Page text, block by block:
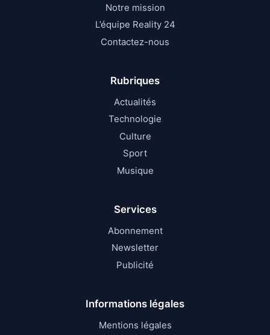
Notre mission
L’équipe Reality 24
Contactez-nous
Rubriques
Actualités
Technologie
Culture
Sport
Musique
Services
Abonnement
Newsletter
Publicité
Informations légales
Mentions légales